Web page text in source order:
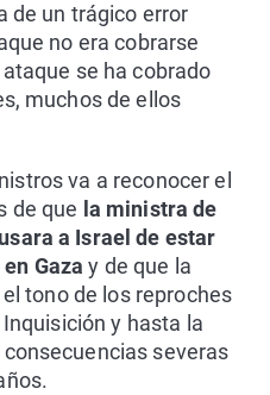
de un trágico error
no era cobrarse
se ha cobrado
muchos de ellos
va a reconocer el
de que la ministra de
a Israel de estar
Gaza y de que la
tono de los reproches
y hasta la
severas